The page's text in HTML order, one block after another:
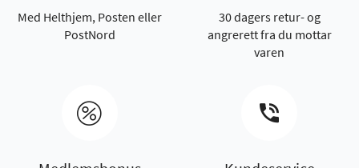
Med Helthjem, Posten eller
PostNord
30 dagers retur- og
angrerett fra du mottar
varen